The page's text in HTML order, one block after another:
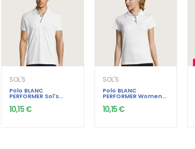
SOL'S
Polo BLANC
PERFORMER Sol's
10,15 €
SOL'S
Polo BLANC
PERFORMER Women
10,15 €